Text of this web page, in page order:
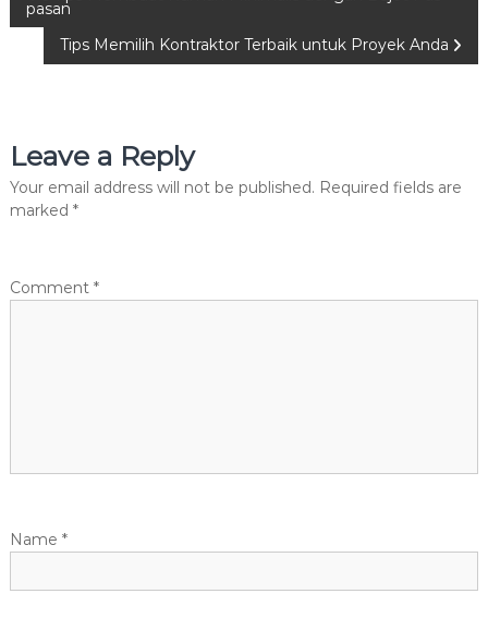
t
n
v
i
o
pasan
Tips Memilih Kontraktor Terbaik untuk Proyek Anda
Leave a Reply
Your email address will not be published. Required fields are
marked *
Comment *
Name *